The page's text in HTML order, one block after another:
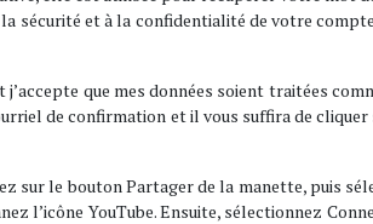
sécurité et à la confidentialité de votre
que mes données soient traitées
de confirmation et il vous suffira de
sur le bouton Partager de la manette, puis
l’icône YouTube. Ensuite, sélectionnez